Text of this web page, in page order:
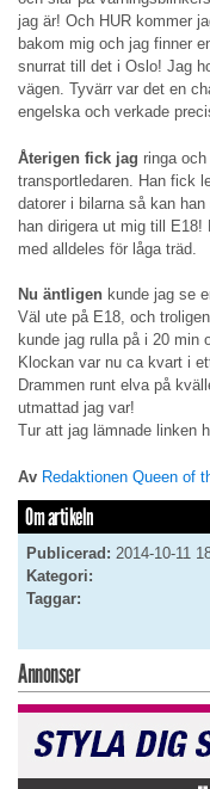
jag är! Och HUR kommer
bakom mig och jag finner
snurrat till det i Oslo! Jag
vägen. Tyvärr var det en
engelska och verkade
Återigen fick jag ringa
transportledaren. Han fick
datorer i bilarna så kan
han dirigera ut mig till
med alldeles för låga träd.
Nu äntligen kunde jag se
Väl ute på E18, och
kunde jag rulla på i 20 min
Klockan var nu ca kvart i
Drammen runt elva på
utmattad jag var!
Tur att jag lämnade linken
Av Redaktionen Queen of
Om artikeln
Publicerad: 2014-10-11
Kategori:
Taggar:
Annonser